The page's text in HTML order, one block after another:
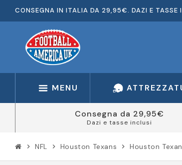
CONSEGNA IN ITALIA DA 29,95€. DAZI E TASSE
MENU
Consegna da 29,95€
Dazi e tasse inclusi
chevron_right NFL chevron_right Houston Texans chevron_right Houston